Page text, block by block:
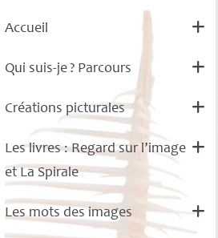
Accueil
Qui suis-je? Parcours
Créations picturales
Les livres : Regard sur l’image
et La Spirale
Les mots des images